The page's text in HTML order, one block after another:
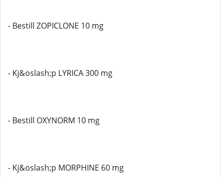
- Bestill ZOPICLONE 10 mg
- Kj&oslash;p LYRICA 300 mg
- Bestill OXYNORM 10 mg
- Kj&oslash;p MORPHINE 60 mg